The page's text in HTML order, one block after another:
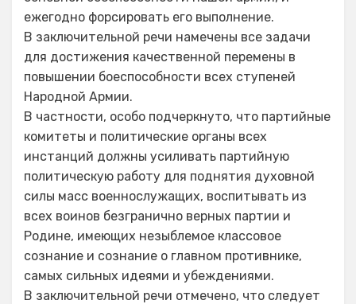
ежегодно форсировать его выполнение.
В заключительной речи намечены все задачи
для достижения качественной перемены в
повышении боеспособности всех ступеней
Народной Армии.
В частности, особо подчеркнуто, что партийные
комитеты и политические органы всех
инстанций должны усиливать партийную
политическую работу для поднятия духовной
силы масс военнослужащих, воспитывать из
всех воинов безгранично верных партии и
Родине, имеющих незыблемое классовое
сознание и сознание о главном противнике,
самых сильных идеями и убеждениями.
В заключительной речи отмечено, что следует